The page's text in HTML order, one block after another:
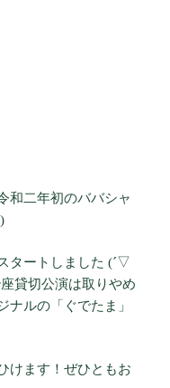
和二年初のババシャ
タートしました (´▽
貸切公演は取りやめ
ナルの「ぐでたま」
けます！ぜひともお